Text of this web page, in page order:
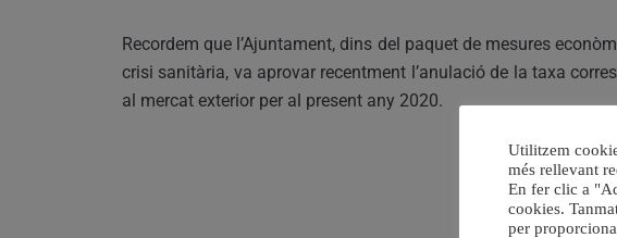
Recordem que l’Ajuntament, dins del paquet de mesures
crisi sanitària, va aprovar recentment l’anulació de la taxa
al mercat exterior per al present any 2020.
Utilitzem
més rellevant
En fer clic a
cookies.
per